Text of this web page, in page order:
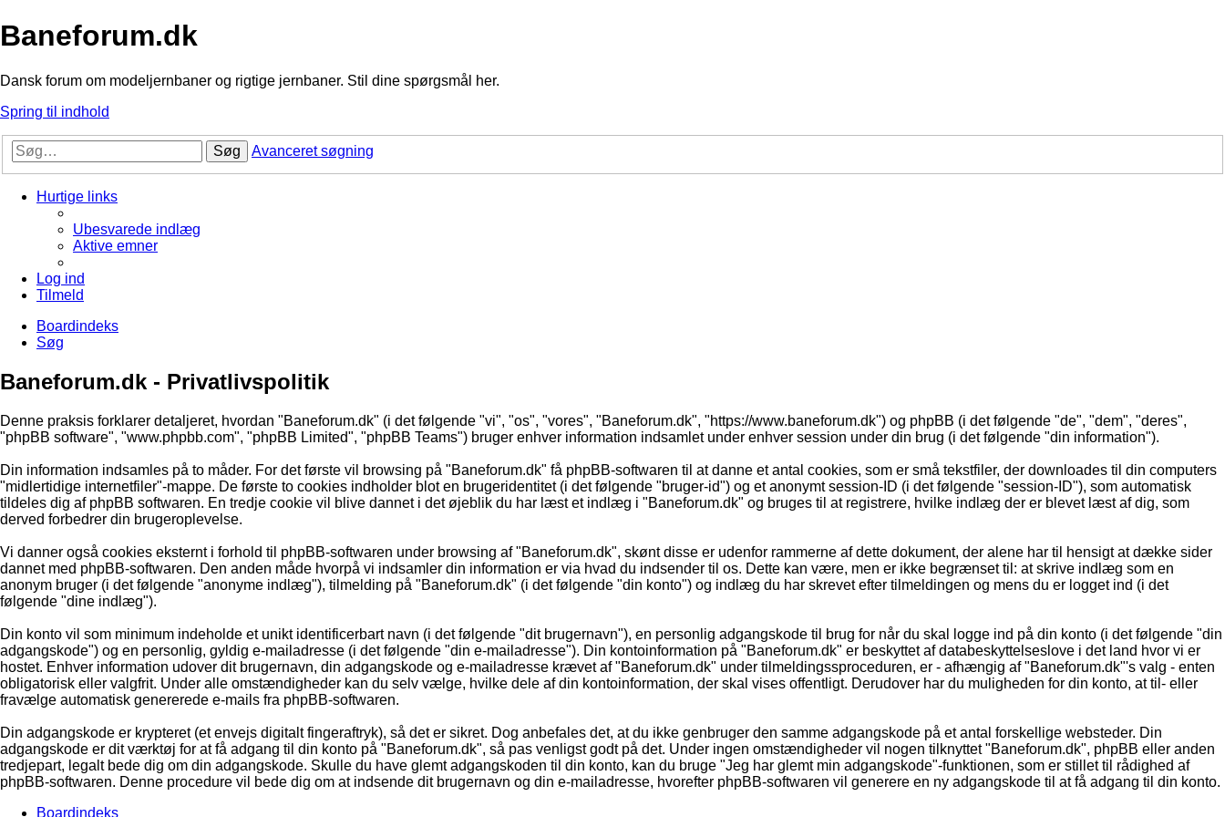
Baneforum.dk
Dansk forum om modeljernbaner og rigtige jernbaner. Stil dine spørgsmål her.
Spring til indhold
Søg Avanceret søgning
Hurtige links
Ubesvarede indlæg
Aktive emner
Log ind
Tilmeld
Boardindeks
Søg
Baneforum.dk - Privatlivspolitik
Denne praksis forklarer detaljeret, hvordan "Baneforum.dk" (i det følgende "vi", "os", "vores", "Baneforum.dk", "https://www.baneforum.dk") og phpBB (i det følgende "de", "dem", "deres",
"phpBB software", "www.phpbb.com", "phpBB Limited", "phpBB Teams") bruger enhver information indsamlet under enhver session under din brug (i det følgende "din information").
Din information indsamles på to måder. For det første vil browsing på "Baneforum.dk" få phpBB-softwaren til at danne et antal cookies, som er små tekstfiler, der downloades til din computers
"midlertidige internetfiler"-mappe. De første to cookies indholder blot en brugeridentitet (i det følgende "bruger-id") og et anonymt session-ID (i det følgende "session-ID"), som automatisk
tildeles dig af phpBB softwaren. En tredje cookie vil blive dannet i det øjeblik du har læst et indlæg i "Baneforum.dk" og bruges til at registrere, hvilke indlæg der er blevet læst af dig, som
derved forbedrer din brugeroplevelse.
Vi danner også cookies eksternt i forhold til phpBB-softwaren under browsing af "Baneforum.dk", skønt disse er udenfor rammerne af dette dokument, der alene har til hensigt at dække sider
dannet med phpBB-softwaren. Den anden måde hvorpå vi indsamler din information er via hvad du indsender til os. Dette kan være, men er ikke begrænset til: at skrive indlæg som en
anonym bruger (i det følgende "anonyme indlæg"), tilmelding på "Baneforum.dk" (i det følgende "din konto") og indlæg du har skrevet efter tilmeldingen og mens du er logget ind (i det
følgende "dine indlæg").
Din konto vil som minimum indeholde et unikt identificerbart navn (i det følgende "dit brugernavn"), en personlig adgangskode til brug for når du skal logge ind på din konto (i det følgende "din
adgangskode") og en personlig, gyldig e-mailadresse (i det følgende "din e-mailadresse"). Din kontoinformation på "Baneforum.dk" er beskyttet af databeskyttelseslove i det land hvor vi er
hostet. Enhver information udover dit brugernavn, din adgangskode og e-mailadresse krævet af "Baneforum.dk" under tilmeldingssproceduren, er - afhængig af "Baneforum.dk"'s valg - enten
obligatorisk eller valgfrit. Under alle omstændigheder kan du selv vælge, hvilke dele af din kontoinformation, der skal vises offentligt. Derudover har du muligheden for din konto, at til- eller
fravælge automatisk genererede e-mails fra phpBB-softwaren.
Din adgangskode er krypteret (et envejs digitalt fingeraftryk), så det er sikret. Dog anbefales det, at du ikke genbruger den samme adgangskode på et antal forskellige websteder. Din
adgangskode er dit værktøj for at få adgang til din konto på "Baneforum.dk", så pas venligst godt på det. Under ingen omstændigheder vil nogen tilknyttet "Baneforum.dk", phpBB eller anden
tredjepart, legalt bede dig om din adgangskode. Skulle du have glemt adgangskoden til din konto, kan du bruge "Jeg har glemt min adgangskode"-funktionen, som er stillet til rådighed af
phpBB-softwaren. Denne procedure vil bede dig om at indsende dit brugernavn og din e-mailadresse, hvorefter phpBB-softwaren vil generere en ny adgangskode til at få adgang til din konto.
Boardindeks